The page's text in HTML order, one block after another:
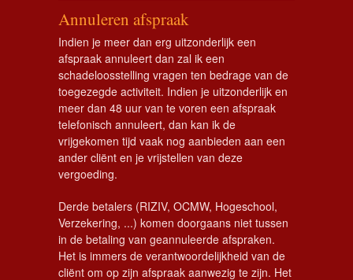
Annuleren afspraak
Indien je meer dan erg uitzonderlijk een
afspraak annuleert dan zal ik een
schadeloosstelling vragen ten bedrage van de
toegezegde activiteit. Indien je uitzonderlijk en
meer dan 48 uur van te voren een afspraak
telefonisch annuleert, dan kan ik de
vrijgekomen tijd vaak nog aanbieden aan een
ander cliënt en je vrijstellen van deze
vergoeding.
Derde betalers (RIZIV, OCMW, Hogeschool,
Verzekering, ...) komen doorgaans niet tussen
in de betaling van geannuleerde afspraken.
Het is immers de verantwoordelijkheid van de
cliënt om op zijn afspraak aanwezig te zijn. Het